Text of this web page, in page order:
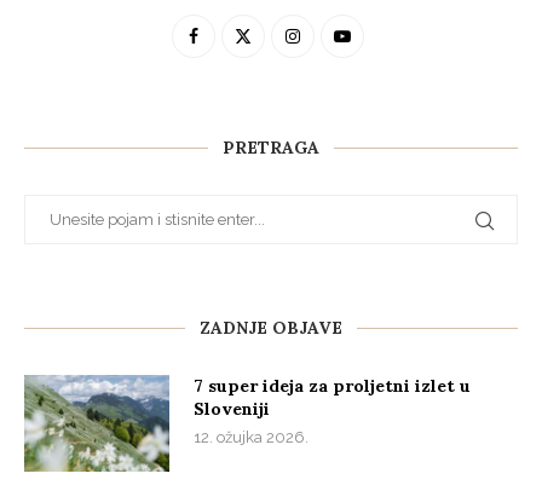
PRETRAGA
ZADNJE OBJAVE
7 super ideja za proljetni izlet u
Sloveniji
12. ožujka 2026.